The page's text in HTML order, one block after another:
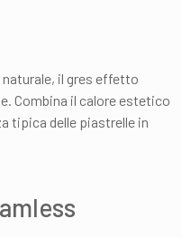
il gres effetto
Combina il calore estetico
tipica delle piastrelle in